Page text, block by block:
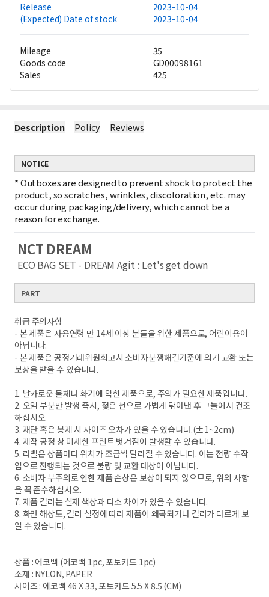
Release
2023-10-04
(Expected) Date of stock
2023-10-04
Mileage
35
Goods code
GD00098161
Sales
425
Description Policy Reviews
NOTICE
*Outboxes are designed to prevent shock to protect the
product, so scratches, wrinkles, discoloration, etc. may
occur during packaging/delivery, which cannot be a
reason for exchange.
NCT DREAM
ECO BAG SET - DREAM Agit : Let's get down
PART
취급 주의사항
- 본 제품은 사용연령 만 14세 이상 분들을 위한 제품으로, 어린이용이
아닙니다.
- 본 제품은 공정거래위원회고시 소비자분쟁해결기준에 의거 교환 또는
보상을 받을 수 있습니다.
1. 날카로운 물체나 화기에 약한 제품으로, 주의가 필요한 제품입니다.
2. 오염 부분만 발생 즉시, 젖은 천으로 가볍게 닦아낸 후 그늘에서 건조
하십시오.
3. 재단 혹은 봉제 시 사이즈 오차가 있을 수 있습니다.(±1~2cm)
4. 제작 공정 상 미세한 프린트 벗겨짐이 발생할 수 있습니다.
5. 라벨은 상품마다 위치가 조금씩 달라질 수 있습니다. 이는 전량 수작
업으로 진행되는 것으로 불량 및 교환 대상이 아닙니다.
6. 소비자 부주의로 인한 제품 손상은 보상이 되지 않으므로, 위의 사항
을 꼭 준수하십시오.
7. 제품 컬러는 실제 색상과 다소 차이가 있을 수 있습니다.
8. 화면 해상도, 컬러 설정에 따라 제품이 왜곡되거나 컬러가 다르게 보
일 수 있습니다.
상품 : 에코백 (에코백 1pc, 포토카드 1pc)
소재 : NYLON, PAPER
사이즈 : 에코백 46 X 33, 포토카드 5.5 X 8.5 (CM)